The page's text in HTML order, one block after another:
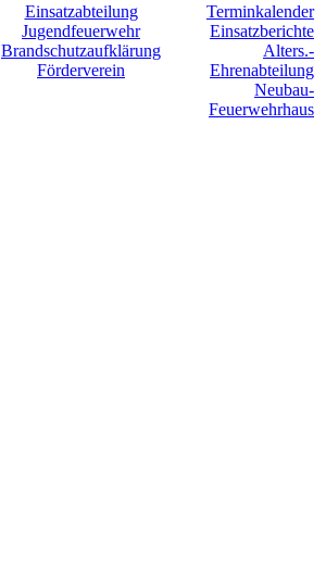
Einsatzabteilung
Jugendfeuerwehr
Brandschutzaufklärung
Förderverein
Terminkalender
Einsatzberichte
Alters.-
Ehrenabteilung
Neubau-
Feuerwehrhaus